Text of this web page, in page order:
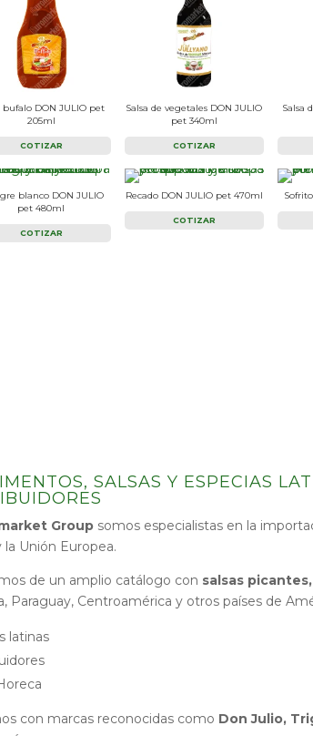
bufalo DON JULIO pet
205ml
COTIZAR
Salsa de vegetales DON JULIO
pet 340ml
COTIZAR
Salsa
blanco DON JULIO
pet 480ml
COTIZAR
Recado DON JULIO pet 470ml
COTIZAR
SALSAS Y ESPECIAS
Group somos especialistas en la
la Unión Europea.
de un amplio catálogo con salsas
Paraguay, Centroamérica y otros países de
latinas
con marcas reconocidas como Don Julio,